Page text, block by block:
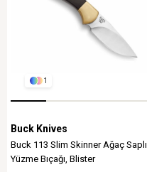
1
Buck Knives
Buck 113 Slim Skinner Ağaç Saplı
Yüzme Bıçağı, Blister